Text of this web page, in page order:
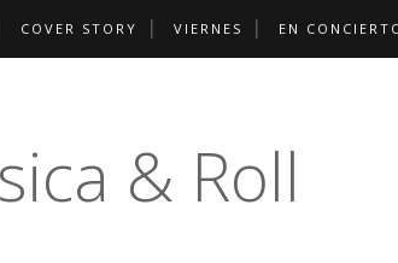
COVER STORY VIERNES EN
& Roll